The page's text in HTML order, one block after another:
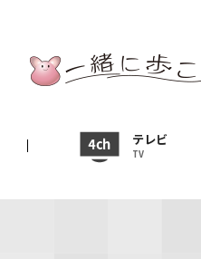
テレビ
TV
テレビ
ニュース
News
イベント